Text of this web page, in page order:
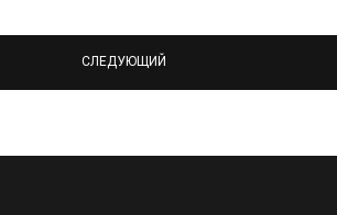
СЛЕДУЮЩИЙ